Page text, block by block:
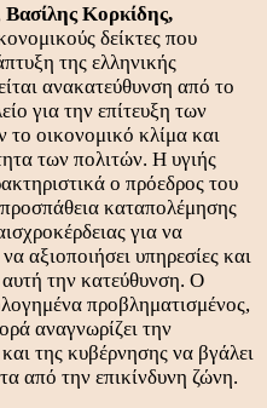
Βασίλης Κορκίδης,
δείκτες που
της ελληνικής
ανακατεύθυνση από το
για την επίτευξη των
το οικονομικό κλίμα και
των πολιτών. Η υγιής
ο πρόεδρος του
καταπολέμησης
για να
αξιοποιήσει υπηρεσίες και
αυτή την κατεύθυνση. Ο
προβληματισμένος,
αναγνωρίζει την
της κυβέρνησης να βγάλει
από την επικίνδυνη ζώνη.